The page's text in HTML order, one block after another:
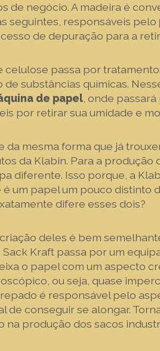
de negócio. A madeira é
seguintes, responsáveis pelo
de depuração para a
celulose passa por
substâncias químicas.
de papel , onde
por retirar sua umidade e
da mesma forma que já
da Klabin. Para a produção
diferente. Isso porque, a
um papel um pouco distinto
difere esses dois?
deles é bem
Kraft passa por um
o papel com um aspecto
ou seja, quase
é responsável pelo
de conseguir se alongar.
na produção dos sacos